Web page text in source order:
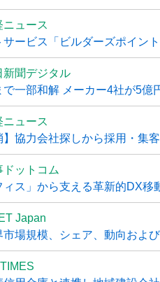
ニュース
ービス「ビルダーズポイン
新聞デジタル
一部和解 メーカー4社が5億
ニュース
】協力会社探しから採用・集
ドットコム
ス」から支える革新的DX移
Japan
場規模、シェア、動向およ